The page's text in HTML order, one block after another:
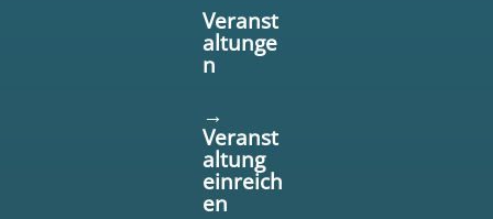
Veranst
altunge
n
→
Veranst
altung
einreich
en